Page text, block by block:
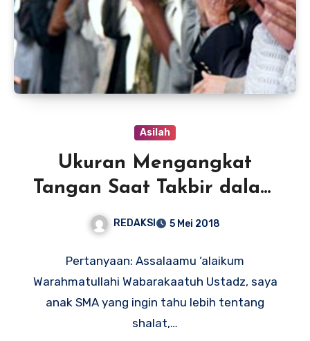
Asilah
Ukuran Mengangkat
Tangan Saat Takbir dalam
REDAKSI 5 Mei 2018
Pertanyaan: Assalaamu ‘alaikum
Warahmatullahi Wabarakaatuh Ustadz, saya
anak SMA yang ingin tahu lebih tentang
shalat,…